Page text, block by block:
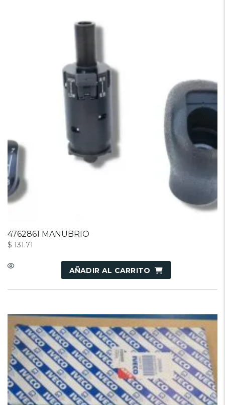
4762861 MANUBRIO
$ 131.71
AÑADIR AL CARRITO